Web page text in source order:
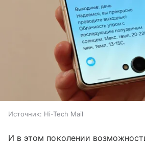
Источник: Hi-Tech Mail
И в этом поколении